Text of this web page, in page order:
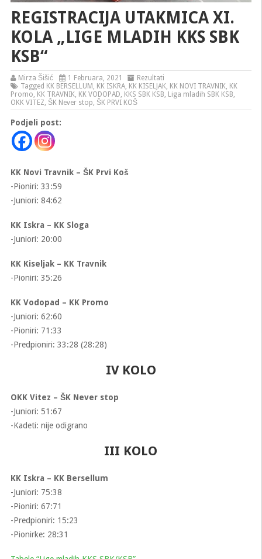
REGISTRACIJA UTAKMICA XI.
KOLA „LIGE MLADIH KKS SBK
KSB“
Mirza Šišić 1 Februara, 2021
Rezultati
Tagged KK BERSELLUM , KK ISKRA, KK KISELJAK, KK NOVI TRAVNIK, KK
Promo, KK TRAVNIK, KK VODOPAD, KKS SBK KSB, Liga mladih SBK KSB,
OKK VITEZ, ŠK Never stop, ŠK PRVI KOŠ
Podjeli post:
KK Novi Travnik – ŠK Prvi Koš
-Pioniri: 33:59
-Juniori: 84:62
KK Iskra – KK Sloga
-Juniori: 20:00
KK Kiseljak – KK Travnik
-Pioniri: 35:26
KK Vodopad – KK Promo
-Juniori: 62:60
-Pioniri: 71:33
-Predpioniri: 33:28 (28:28)
IV KOLO
OKK Vitez – ŠK Never stop
-Juniori: 51:67
-Kadeti: nije odigrano
III KOLO
KK Iskra – KK Bersellum
-Juniori: 75:38
-Pioniri: 67:71
-Predpioniri: 15:23
-Pionirke: 28:31